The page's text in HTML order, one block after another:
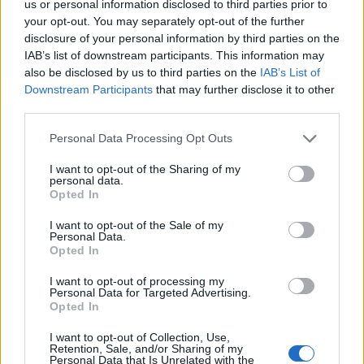
us or personal information disclosed to third parties prior to
your opt-out. You may separately opt-out of the further
disclosure of your personal information by third parties on the
IAB’s list of downstream participants. This information may
also be disclosed by us to third parties on the IAB’s List of
Downstream Participants that may further disclose it to other
Personal Data Processing Opt Outs
I want to opt-out of the Sharing of my
personal data.
Opted In
I want to opt-out of the Sale of my
Personal Data.
Opted In
I want to opt-out of processing my
Personal Data for Targeted Advertising.
Opted In
I want to opt-out of Collection, Use,
Retention, Sale, and/or Sharing of my
Personal Data that Is Unrelated with the
SHOWBIZ
Διακοπές στη Μύκονο για την
Κατερίνα Παναγοπούλου –
Ηλιοκαμένη και με σιλουέτα που
εντυπωσιάζει
SHOWBIZ
Γάμος για τους δυο δημοσιογράφους
του Mega - Πότε παντρεύονται
SHOWBIZ
Παυλίνα Βουλγαράκη: Η μουσική
στιγμή με την κόρη της που
ξεχώρισε – Η Ερωφίλη «κλέβει» την